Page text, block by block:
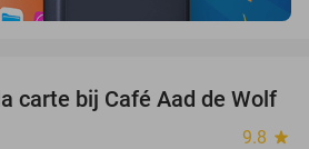
41%
carte bij Café Aad de Wolf
9.8 star